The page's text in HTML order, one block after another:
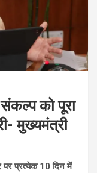
को पूरा
मुख्यमंत्री
पर प्रत्येक 10 दिन में